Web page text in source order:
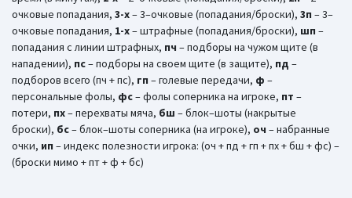
очковые попадания, 3-х– 3–очковые (попадания/броски), 3п – 3–
очковые попадания, 1-x– штрафные (попадания/броски), шп –
попадания с линии штрафных, пч – подборы на чужом щите (в
нападении), пс– подборы на своем щите (в защите), пд –
подборов всего (пч + пс), гп – голевые передачи, ф –
персональные фолы, фс– фолы соперника на игроке, пт –
потери, пх– перехваты мяча, бш – блок–шоты (накрытые
броски), бc– блок–шоты соперника (на игроке), оч – набранные
очки, ип – индекс полезности игрока: (оч + пд + гп + пх + бш + фс) –
(броски мимо + пт + ф + бс)